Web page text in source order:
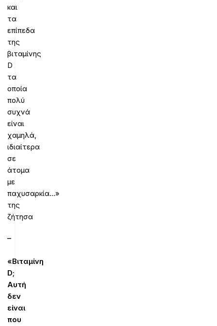
και
τα
επίπεδα
της
βιταμίνης
D
τα
οποία
πολύ
συχνά
είναι
χαμηλά,
ιδιαίτερα
σε
άτομα
με
παχυσαρκία…»
της
ζήτησα
–
«Βιταμίνη
D;
Αυτή
δεν
είναι
που